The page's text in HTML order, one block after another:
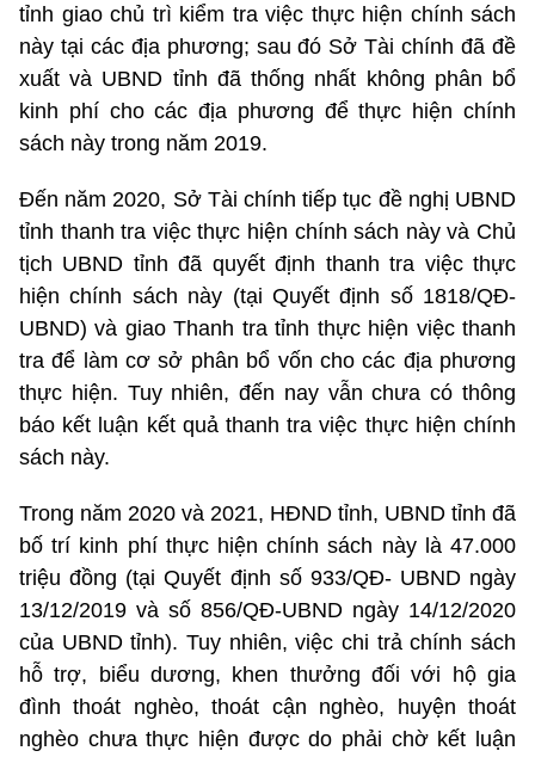
tỉnh giao chủ trì kiểm tra việc thực hiện chính sách
này tại các địa phương; sau đó Sở Tài chính đã đề
xuất và UBND tỉnh đã thống nhất không phân bổ
kinh phí cho các địa phương để thực hiện chính
sách này trong năm 2019.
Đến năm 2020, Sở Tài chính tiếp tục đề nghị UBND
tỉnh thanh tra việc thực hiện chính sách này và Chủ
tịch UBND tỉnh đã quyết định thanh tra việc thực
hiện chính sách này (tại Quyết định số 1818/QĐ-
UBND) và giao Thanh tra tỉnh thực hiện việc thanh
tra để làm cơ sở phân bổ vốn cho các địa phương
thực hiện. Tuy nhiên, đến nay vẫn chưa có thông
báo kết luận kết quả thanh tra việc thực hiện chính
sách này.
Trong năm 2020 và 2021, HĐND tỉnh, UBND tỉnh đã
bố trí kinh phí thực hiện chính sách này là 47.000
triệu đồng (tại Quyết định số 933/QĐ- UBND ngày
13/12/2019 và số 856/QĐ-UBND ngày 14/12/2020
của UBND tỉnh). Tuy nhiên, việc chi trả chính sách
hỗ trợ, biểu dương, khen thưởng đối với hộ gia
đình thoát nghèo, thoát cận nghèo, huyện thoát
nghèo chưa thực hiện được do phải chờ kết luận